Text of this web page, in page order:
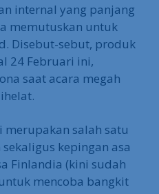
internal yang panjang
memutuskan untuk
Disebut-sebut, produk
24 Februari ini,
saat acara megah
salah satu
kepingan asa
Finlandia (kini sudah
mencoba bangkit